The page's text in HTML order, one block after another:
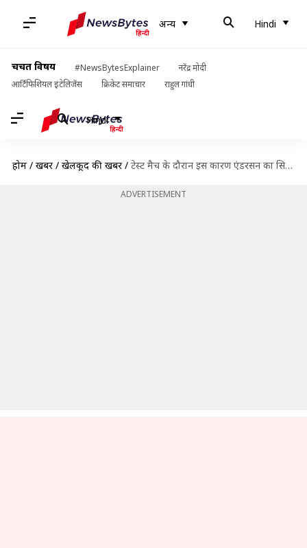
अन्य Hindi
चर्चित विषय #NewsBytesExplainer
नरेंद्र मोदी
आर्टिफिशियल इंटेलिजेंस
क्रिकेट समाचार राहुल गांधी
Hindi
होम / खबरें / खेलकूद की खबरें / टेस्ट मैच के दौरान इस कारण एंडरसन का सिर फोड़ना चाहते थे सईद अजमल
ADVERTISEMENT